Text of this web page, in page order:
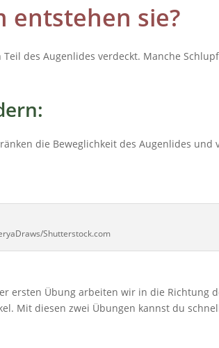
entstehen sie?
des Augenlides verdeckt. Manche
die Beweglichkeit des Augenlides und
Shutterstock.com
ersten Übung arbeiten wir in die Richtung
Mit diesen zwei Übungen kannst du